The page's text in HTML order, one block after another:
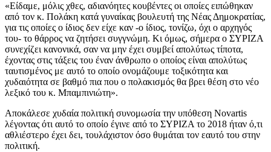
«Είδαμε, μόλις χθες, αδιανόητες κουβέντες οι οποίες ειπώθηκαν
από τον κ. Πολάκη κατά γυναίκας βουλευτή της Νέας Δημοκρατίας,
για τις οποίες ο ίδιος δεν είχε καν -ο ίδιος, τονίζω, όχι ο αρχηγός
του- το θάρρος να ζητήσει συγγνώμη. Κι όμως, σήμερα ο ΣΥΡΙΖΑ
συνεχίζει κανονικά, σαν να μην έχει συμβεί απολύτως τίποτα,
έχοντας στις τάξεις του έναν άνθρωπο ο οποίος είναι απολύτως
ταυτισμένος με αυτό το οποίο ονομάζουμε τοξικότητα και
χυδαιότητα σε βαθμό πια που ο πολακισμός θα βρει θέση στο νέο
λεξικό του κ. Μπαμπινιώτη».
Αποκάλεσε χυδαία πολιτική συνομωσία την υπόθεση Novartis
λέγοντας ότι αυτό το οποίο έγινε από το ΣΥΡΙΖΑ το 2018 ήταν ό,τι
αθλιέστερο έχει δει, τουλάχιστον όσο θυμάται τον εαυτό του στην
πολιτική.